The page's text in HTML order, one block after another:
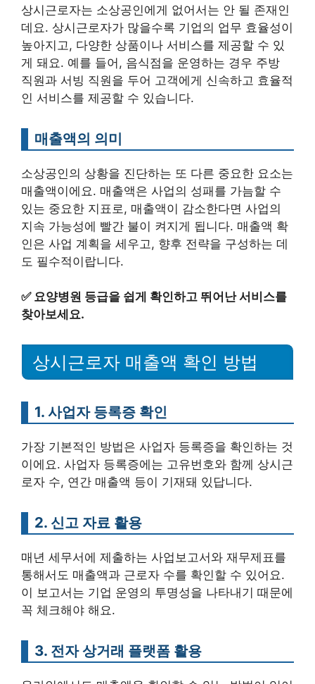
상시근로자는 소상공인에게 없어서는 안 될 존재인
데요. 상시근로자가 많을수록 기업의 업무 효율성이
높아지고, 다양한 상품이나 서비스를 제공할 수 있
게 돼요. 예를 들어, 음식점을 운영하는 경우 주방
직원과 서빙 직원을 두어 고객에게 신속하고 효율적
인 서비스를 제공할 수 있습니다.
매출액의 의미
소상공인의 상황을 진단하는 또 다른 중요한 요소는
매출액이에요. 매출액은 사업의 성패를 가늠할 수
있는 중요한 지표로, 매출액이 감소한다면 사업의
지속 가능성에 빨간 불이 켜지게 됩니다. 매출액 확
인은 사업 계획을 세우고, 향후 전략을 구성하는 데
도 필수적이랍니다.
✅ 요양병원 등급을 쉽게 확인하고 뛰어난 서비스를
찾아보세요.
상시근로자 매출액 확인 방법
1. 사업자 등록증 확인
가장 기본적인 방법은 사업자 등록증을 확인하는 것
이에요. 사업자 등록증에는 고유번호와 함께 상시근
로자 수, 연간 매출액 등이 기재돼 있답니다.
2. 신고 자료 활용
매년 세무서에 제출하는 사업보고서와 재무제표를
통해서도 매출액과 근로자 수를 확인할 수 있어요.
이 보고서는 기업 운영의 투명성을 나타내기 때문에
꼭 체크해야 해요.
3. 전자 상거래 플랫폼 활용